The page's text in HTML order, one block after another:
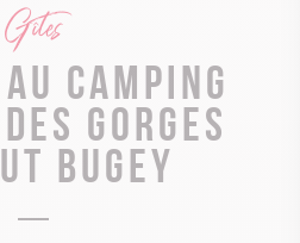
Gîtes
Camping
Gorges
Bugey